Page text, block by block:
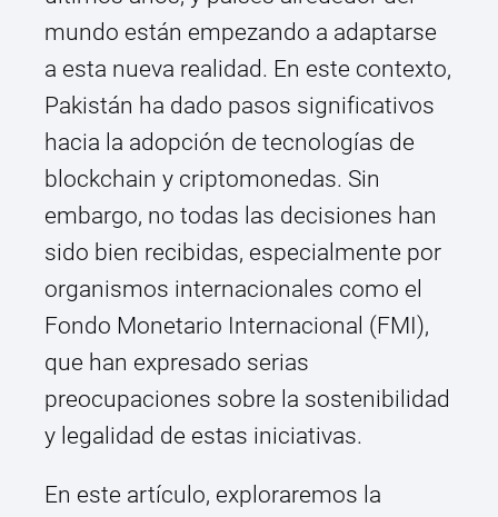
mundo están empezando a adaptarse
a esta nueva realidad. En este contexto,
Pakistán ha dado pasos significativos
hacia la adopción de tecnologías de
blockchain y criptomonedas. Sin
embargo, no todas las decisiones han
sido bien recibidas, especialmente por
organismos internacionales como el
Fondo Monetario Internacional (FMI),
que han expresado serias
preocupaciones sobre la sostenibilidad
y legalidad de estas iniciativas.
En este artículo, exploraremos la